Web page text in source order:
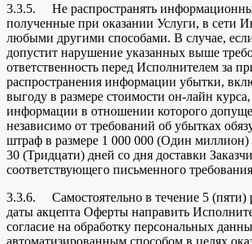
3.3.5. Не распространять
полученные при оказании Услуги, в сети
любыми другими способами. В случае,
допустит нарушение указанных выше
ответственность перед Исполнителем за
распространения информации убытки,
выгоду в размере стоимости он-лайн
информации в отношении которого
независимо от требований об убытках
штраф в размере 1 000 000 (Один миллион)
30 (Тридцати) дней со дня доставки
соответствующего письменного
3.3.6. Самостоятельно в течение 5 (пяти)
даты акцепта Оферты направить
согласие на обработку персональных
автоматизированным способом в целях